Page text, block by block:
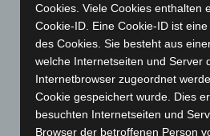
Leserbriefe
Menschen
Über uns
Veranstaltungen
Welt
Cookies. Viele Cookies enthalten
Cookie-ID. Eine Cookie-ID ist
des Cookies. Sie besteht aus
welche Internetseiten und Server
Internetbrowser zugeordnet
Cookie gespeichert wurde. Dies
besuchten Internetseiten und
Browser der betroffenen Person